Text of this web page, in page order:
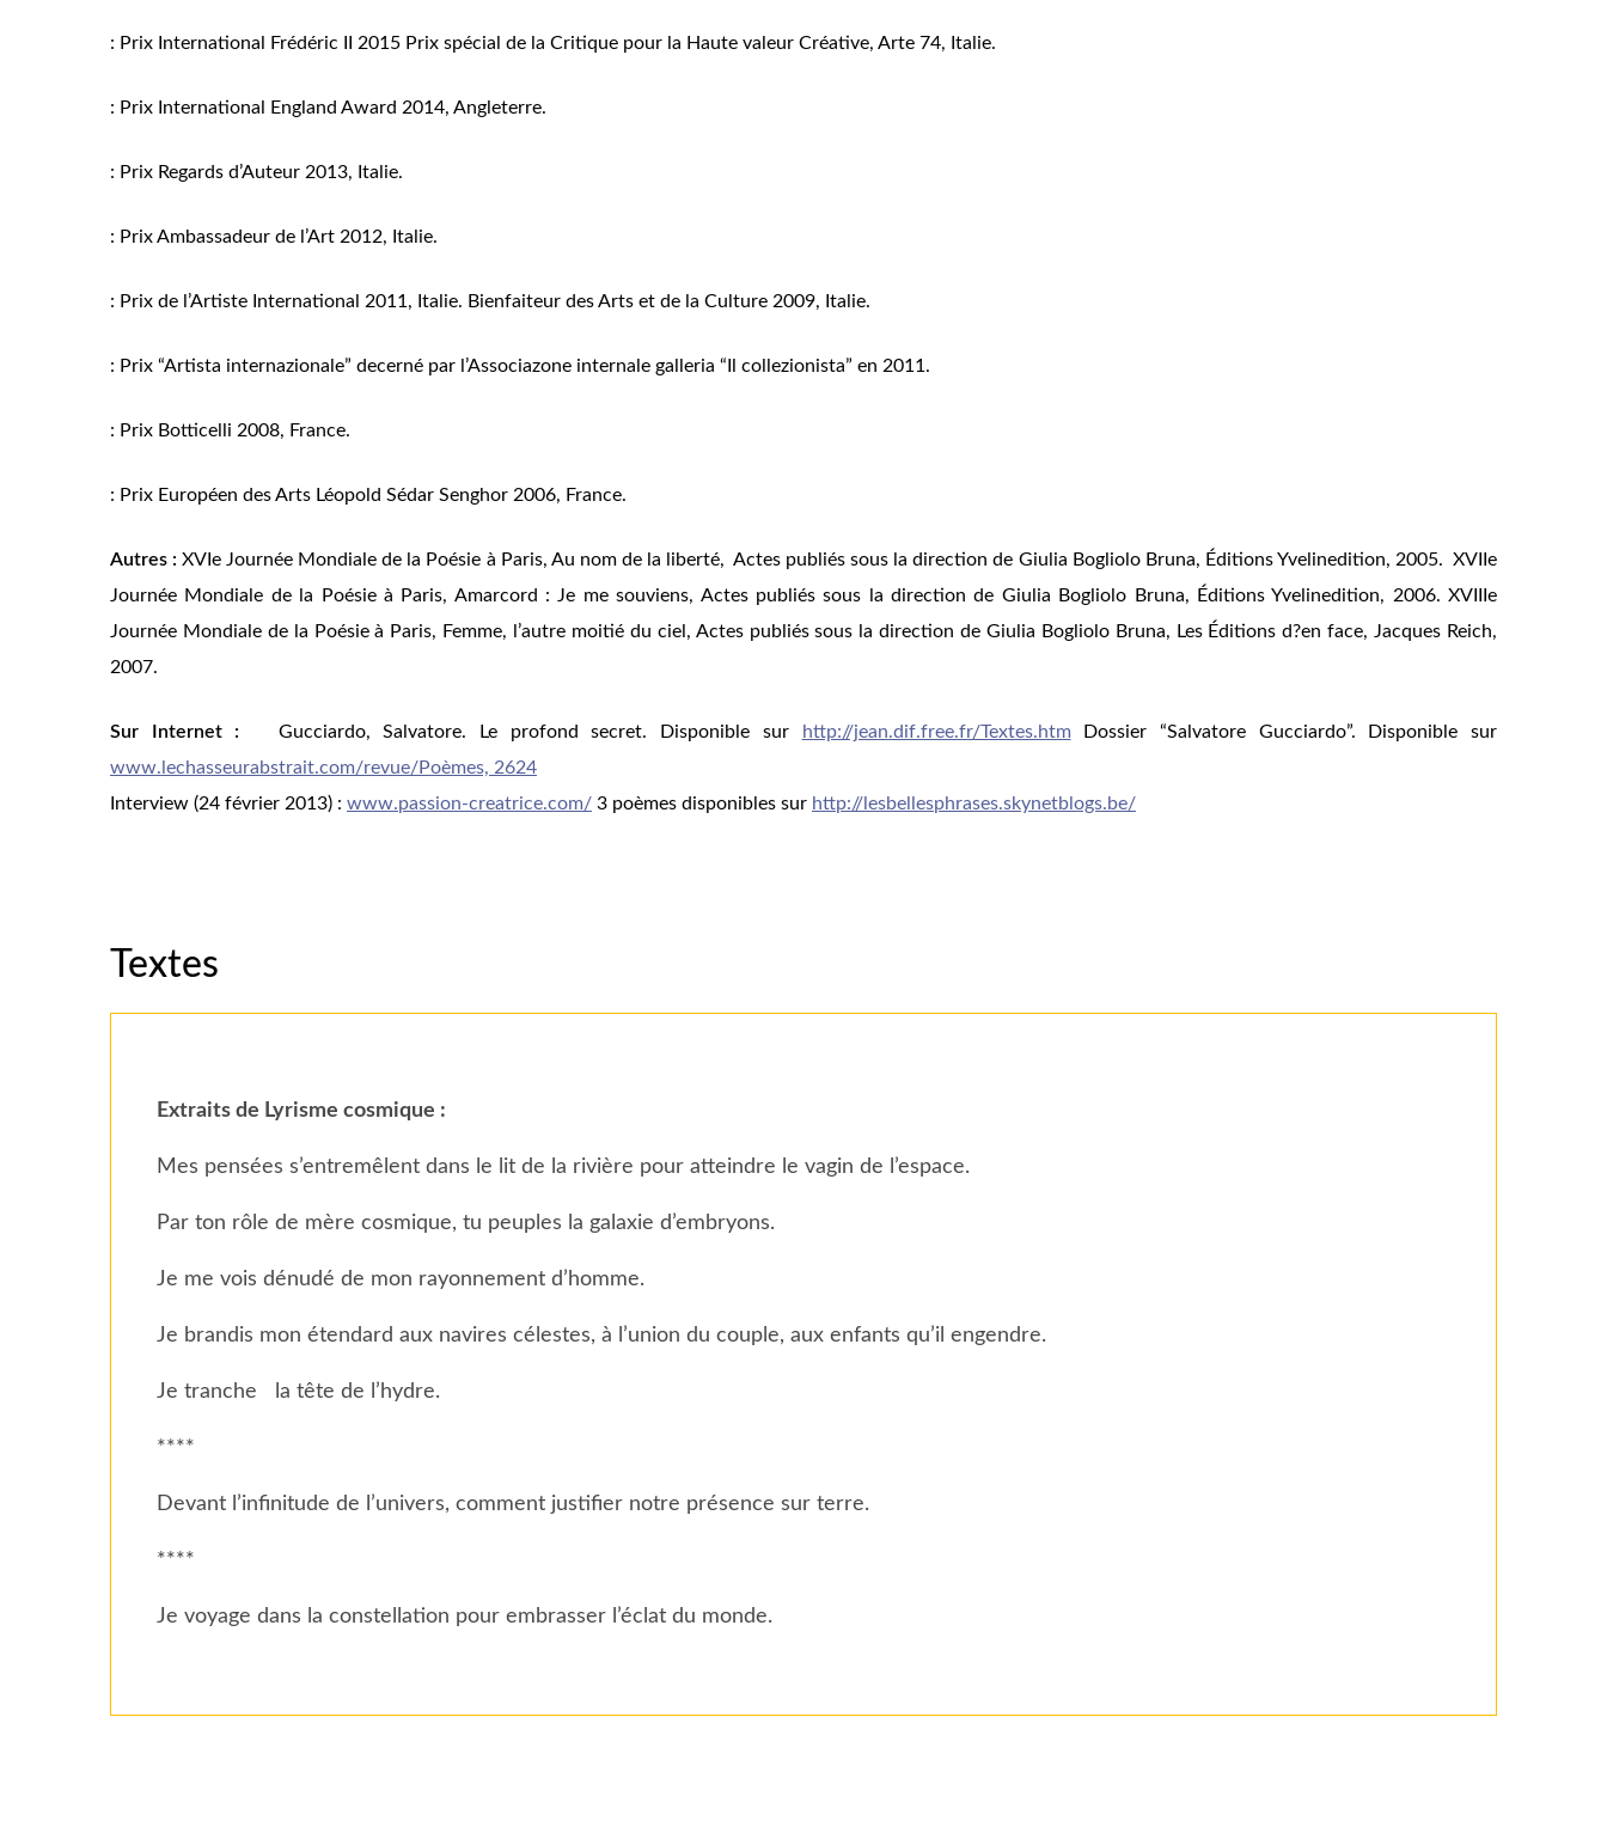
: Prix International Frédéric II 2015 Prix spécial de la Critique pour la Haute valeur Créative, Arte 74, Italie.
: Prix International England Award 2014, Angleterre.
: Prix Regards d’Auteur 2013, Italie.
: Prix Ambassadeur de l’Art 2012, Italie.
: Prix de l’Artiste International 2011, Italie. Bienfaiteur des Arts et de la Culture 2009, Italie.
: Prix “Artista internazionale” decerné par l’Associazone internale galleria “Il collezionista” en 2011.
: Prix Botticelli 2008, France.
: Prix Européen des Arts Léopold Sédar Senghor 2006, France.
Autres : XVIe Journée Mondiale de la Poésie à Paris, Au nom de la liberté, Actes publiés sous la direction de Giulia Bogliolo Bruna, Éditions Yvelinedition, 2005. XVIIe
Journée Mondiale de la Poésie à Paris, Amarcord : Je me souviens, Actes publiés sous la direction de Giulia Bogliolo Bruna, Éditions Yvelinedition, 2006. XVIIIe
Journée Mondiale de la Poésie à Paris, Femme, l’autre moitié du ciel , Actes publiés sous la direction de Giulia Bogliolo Bruna, Les Éditions d?en face, Jacques Reich,
2007.
Sur Internet: Gucciardo, Salvatore. Le profond secret. Disponible sur http://jean.dif.free.fr/Textes.htm Dossier “Salvatore Gucciardo”. Disponible sur
www.lechasseurabstrait.com/revue/Poèmes, 2624
Interview (24 février 2013) : www.passion-creatrice.com/ 3 poèmes disponibles sur http://lesbellesphrases.skynetblogs.be/
Textes
Extraits de Lyrisme cosmique :
Mes pensées s’entremêlent dans le lit de la rivière pour atteindre le vagin de l’espace.
Par ton rôle de mère cosmique, tu peuples la galaxie d’embryons.
Je me vois dénudé de mon rayonnement d’homme.
Je brandis mon étendard aux navires célestes, à l’union du couple, aux enfants qu’il engendre.
Je tranche la tête de l’hydre.
****
Devant l’infinitude de l’univers, comment justifier notre présence sur terre.
****
Je voyage dans la constellation pour embrasser l’éclat du monde.